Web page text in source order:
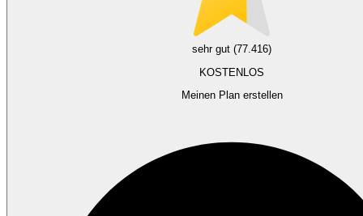
sehr gut (77.416)
KOSTENLOS
Meinen Plan erstellen